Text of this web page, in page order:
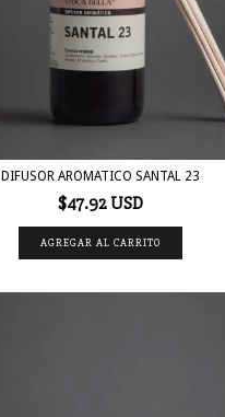
DIFUSOR AROMATICO SANTAL 23
$47.92 USD